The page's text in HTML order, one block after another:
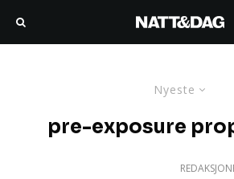
Nyeste
pre-exposure